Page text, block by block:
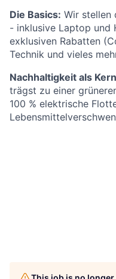
Die Basics: Wir stellen
- inklusive Laptop und
exklusiven Rabatten
Technik und vieles
Nachhaltigkeit als
trägst zu einer
100 % elektrische